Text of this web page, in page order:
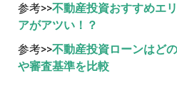
参考>>不動産投資おすすめエ
アがアツい！？
参考>>不動産投資ローンはど
や審査基準を比較